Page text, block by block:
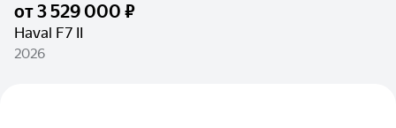
от3 529 000 ₽
Haval F7 II
2026